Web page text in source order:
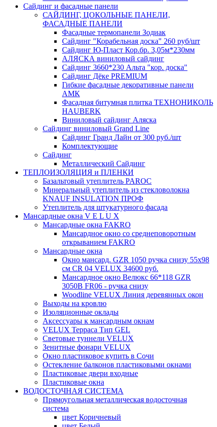
Сайдинг и фасадные панели
САЙДИНГ, ЦОКОЛЬНЫЕ ПАНЕЛИ,
ФАСАДНЫЕ ПАНЕЛИ
Фасадные термопанели Зодиак
Сайдинг "Корабельная доска" 260 руб/шт
Сайдинг Ю-Пласт Кор.бр. 3,05м*230мм
АЛЯСКА виниловый сайдинг
Сайдинг 3660*230 Альта "кор. доска"
Сайдинг Дёке PREMIUM
Гибкие фасадные декоративные панели
АМК
Фасадная битумная плитка ТЕХНОНИКОЛЬ
HAUBERK
Виниловый сайдинг Аляска
Сайдинг виниловый Grand Line
Сайдинг Гранд Лайн от 300 руб./шт
Комплектующие
Сайдинг
Металлический Сайдинг
ТЕПЛОИЗОЛЯЦИЯ и ПЛЕНКИ
Базальтовый утеплитель PAROC
Минеральный утеплитель из стекловолокна
KNAUF INSULATION ПРОФ
Утеплитель для штукатурного фасада
Мансардные окна V E L U X
Мансардные окна FAKRO
Мансардное окно со среднеповоротным
открыванием FAKRO
Мансардные окна
Окно мансард. GZR 1050 ручка снизу 55х98
см CR 04 VELUX 34600 руб.
Мансардное окно Велюкс 66*118 GZR
3050B FR06 - ручка снизу
Woodline VELUX Линия деревянных окон
Выходы на кровлю
Изоляционные оклады
Аксессуары к мансардным окнам
VELUX Терраса Тип GEL
Световые туннели VELUX
Зенитные фонари VELUX
Окно пластиковое купить в Сочи
Остекление балконов пластиковыми окнами
Пластиковые двери входные
Пластиковые окна
ВОДОСТОЧНАЯ СИСТЕМА
Прямоугольная металлическая водосточная
система
цвет Коричневый